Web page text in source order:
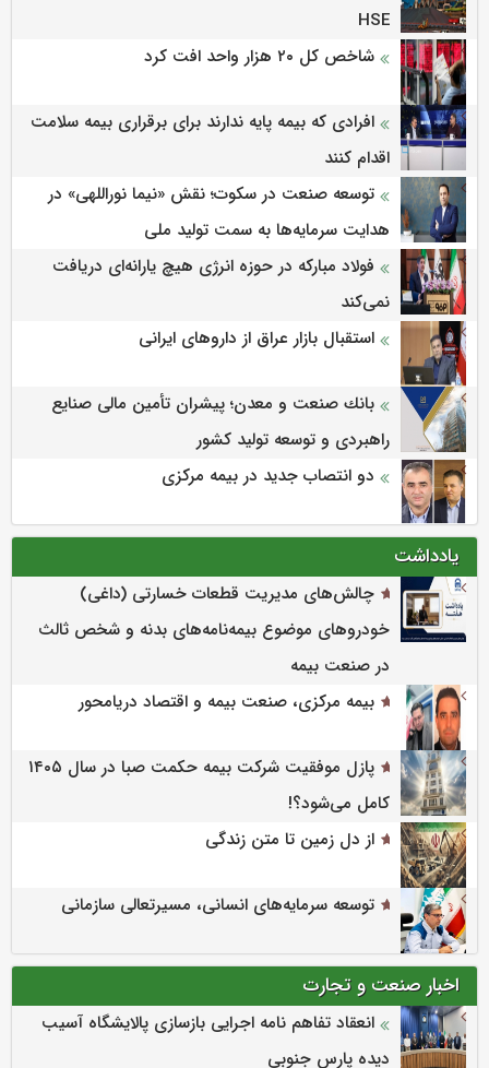
HSE
شاخص کل ۲۰ هزار واحد افت کرد
افرادی که بیمه پایه ندارند برای برقراری بیمه سلامت
اقدام کنند
توسعه صنعت در سکوت؛ نقش «نیما نوراللهی» در
هدایت سرمایه‌ها به سمت تولید ملی
فولاد مبارکه در حوزه انرژی هیچ یارانه‌ای دریافت
نمی‌کند
استقبال بازار عراق از داروهای ایرانی
بانك صنعت و معدن؛ پیشران تأمین مالی صنایع
راهبردی و توسعه تولید كشور
دو انتصاب جدید در بیمه مرکزی
یادداشت
چالش‌های مدیریت قطعات خسارتی (داغی)
خودروهای موضوع بیمه‌نامه‌های بدنه و شخص ثالث
در صنعت بیمه
بیمه مرکزی، صنعت بیمه و اقتصاد دریامحور
پازل موفقیت شرکت بیمه حکمت صبا در سال ۱۴۰۵
کامل می‌شود؟!
از دل زمین تا متن زندگی
توسعه سرمایه‌های انسانی، مسیرتعالی سازمانی
اخبار صنعت و تجارت
انعقاد تفاهم نامه اجرایی بازسازی پالایشگاه آسیب
دیده پارس جنوبی